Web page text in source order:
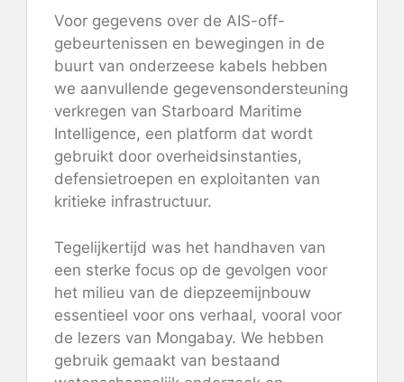
Voor gegevens over de AIS-off-
gebeurtenissen en bewegingen in de
buurt van onderzeese kabels hebben
we aanvullende gegevensondersteuning
verkregen van Starboard Maritime
Intelligence, een platform dat wordt
gebruikt door overheidsinstanties,
defensietroepen en exploitanten van
kritieke infrastructuur.
Tegelijkertijd was het handhaven van
een sterke focus op de gevolgen voor
het milieu van de diepzeemijnbouw
essentieel voor ons verhaal, vooral voor
de lezers van Mongabay. We hebben
gebruik gemaakt van bestaand